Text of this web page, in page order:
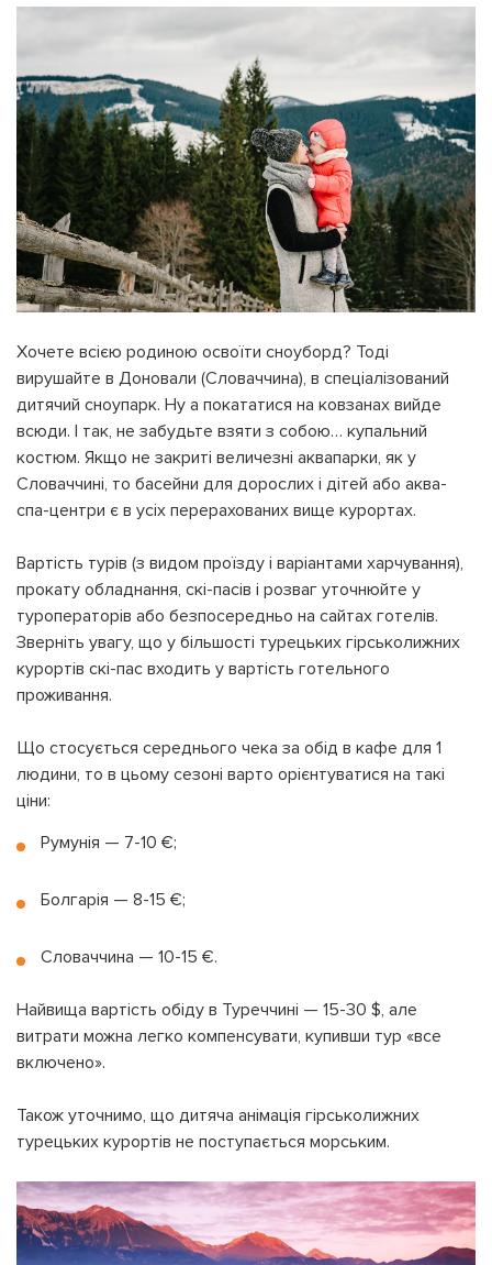
Хочете всією родиною освоїти сноуборд? Тоді
вирушайте в Доновали (Словаччина), в спеціалізований
дитячий сноупарк. Ну а покататися на ковзанах вийде
всюди. І так, не забудьте взяти з собою… купальний
костюм. Якщо не закриті величезні аквапарки, як у
Словаччині, то басейни для дорослих і дітей або аква-
спа-центри є в усіх перерахованих вище курортах.
Вартість турів (з видом проїзду і варіантами харчування),
прокату обладнання, скі-пасів і розваг уточнюйте у
туроператорів або безпосередньо на сайтах готелів.
Зверніть увагу, що у більшості турецьких гірськолижних
курортів скі-пас входить у вартість готельного
проживання.
Що стосується середнього чека за обід в кафе для 1
людини, то в цьому сезоні варто орієнтуватися на такі
ціни:
Румунія — 7-10 €;
Болгарія — 8-15 €;
Словаччина — 10-15 €.
Найвища вартість обіду в Туреччині — 15-30 $, але
витрати можна легко компенсувати, купивши тур «все
включено».
Також уточнимо, що дитяча анімація гірськолижних
турецьких курортів не поступається морським.
Ім'я користувача:
Номер картки лояльності:
Бонусів на рахунку:
Кешбек-бонусів на
Авторизація
СМС
УВІЙТИ ЗА ДОПОМОГОЮ
ДЗВІНКА
Бажаю перерахувати:
100